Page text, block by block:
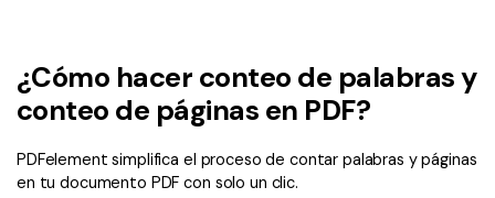
PDF online Nuevo
Comprimir PDF
Editar PDF
Organizar PDF
Reescribir PDF con IA
Explicar PDF con IA
Chat IA con documentos
Segurirdad de PDF
Softwares de PDF
¿Cómo hacer conteo de palabras y
conteo de páginas en PDF?
PDFelement simplifica el proceso de contar palabras y páginas
en tu documento PDF con solo un clic.